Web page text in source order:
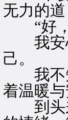
无力的道
“好，
我安心
己。
我不知
着温暖与
到头来